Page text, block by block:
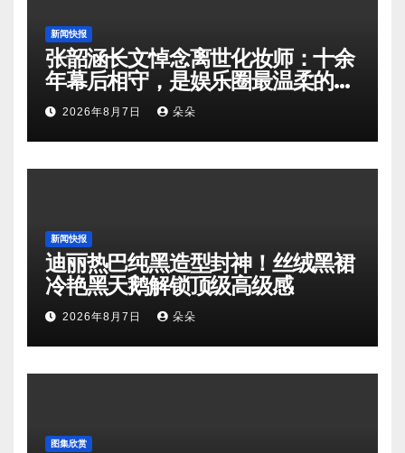
新闻快报
张韶涵长文悼念离世化妆师：十余
年幕后相守，是娱乐圈最温柔的双
向奔赴
2026年8月7日 朵朵
新闻快报
迪丽热巴纯黑造型封神！丝绒黑裙
冷艳黑天鹅解锁顶级高级感
2026年8月7日 朵朵
图集欣赏